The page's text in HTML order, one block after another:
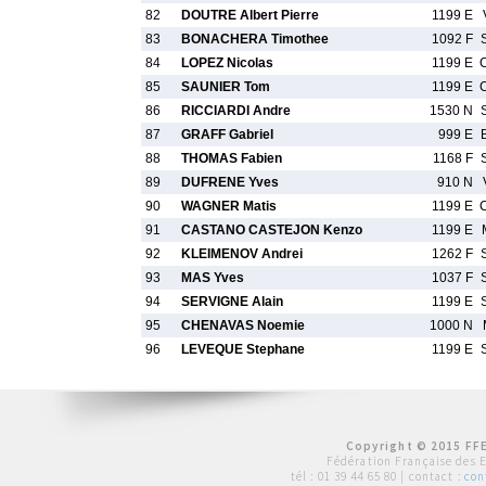
82
DOUTRE Albert Pierre 1199 E
83
BONACHERA Timothee 1092 F
84
LOPEZ Nicolas 1199 E
85
SAUNIER Tom 1199 E
86
RICCIARDI Andre 1530 N
87
GRAFF Gabriel 999 E
88
THOMAS Fabien 1168 F
89
DUFRENE Yves 910 N
90
WAGNER Matis 1199 E
91
CASTANO CASTEJON Kenzo 1199 E
92
KLEIMENOV Andrei 1262 F
93
MAS Yves 1037 F
94
SERVIGNE Alain 1199 E
95
CHENAVAS Noemie 1000 N
96
LEVEQUE Stephane 1199 E
Copyright © 2015
Fédération Française des
tél : 01 39 44 65 80 | contact :